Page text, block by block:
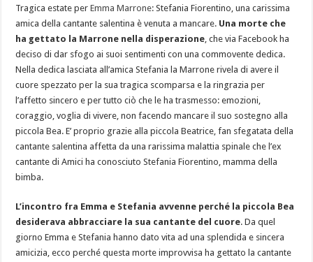
Tragica estate perEmma Marrone: Stefania Fiorentino, una carissima
amica della cantante salentina è venuta a mancare. Una morte che
ha gettato la Marrone nella disperazione, che via Facebook ha
deciso di dar sfogo ai suoi sentimenti con una commovente dedica.
Nella dedica lasciata all’amica Stefania la Marrone rivela di avere il
cuore spezzato per la sua tragica scomparsa e la ringrazia per
l’affetto sincero e per tutto ciò che le ha trasmesso: emozioni,
coraggio, voglia di vivere, non facendo mancare il suo sostegno alla
piccola Bea. E’ proprio grazie alla piccola Beatrice, fan sfegatata della
cantante salentina affetta da una rarissima malattia spinale che l’ex
cantante di Amici ha conosciuto Stefania Fiorentino, mamma della
bimba.
L’incontro fra Emma e Stefania avvenne perché la piccola Bea
desiderava abbracciare la sua cantante del cuore. Da quel
giorno Emma e Stefania hanno dato vita ad una splendida e sincera
amicizia, ecco perché questa morte improvvisa ha gettato la cantante